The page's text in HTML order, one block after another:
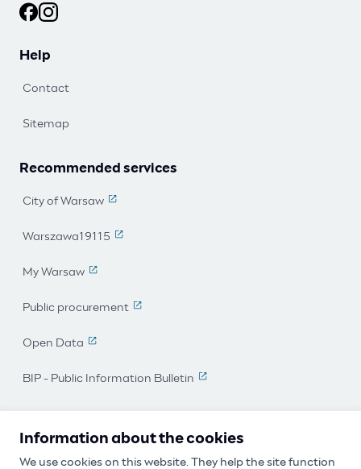
Information about the cookies
We use cookies on this website. They help the site function
Help
Contact
Sitemap
Recommended services
City of Warsaw
Warszawa19115
My Warsaw
Public procurement
Open Data
BIP - Public Information Bulletin
Participatory Budget
(The link leads to an external page)